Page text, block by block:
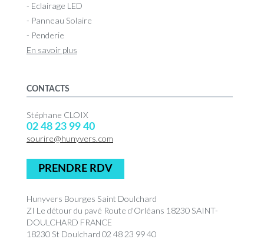
- Eclairage LED
- Panneau Solaire
- Penderie
En savoir plus
CONTACTS
Stéphane CLOIX
02 48 23 99 40
sourire@hunyvers.com
PRENDRE RDV
Hunyvers Bourges Saint Doulchard
ZI Le détour du pavé Route d'Orléans 18230 SAINT-
DOULCHARD FRANCE
18230 St Doulchard 02 48 23 99 40